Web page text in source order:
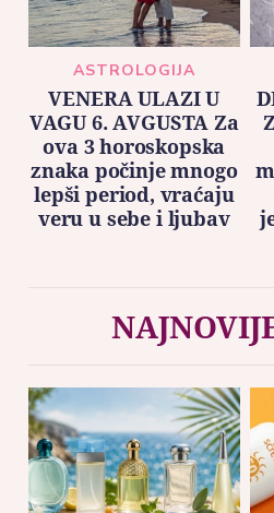
ASTROLOGIJA
VENERA ULAZI U
VAGU 6. AVGUSTA Za
ova 3 horoskopska
znaka počinje mnogo
lepši period, vraćaju
veru u sebe i ljubav